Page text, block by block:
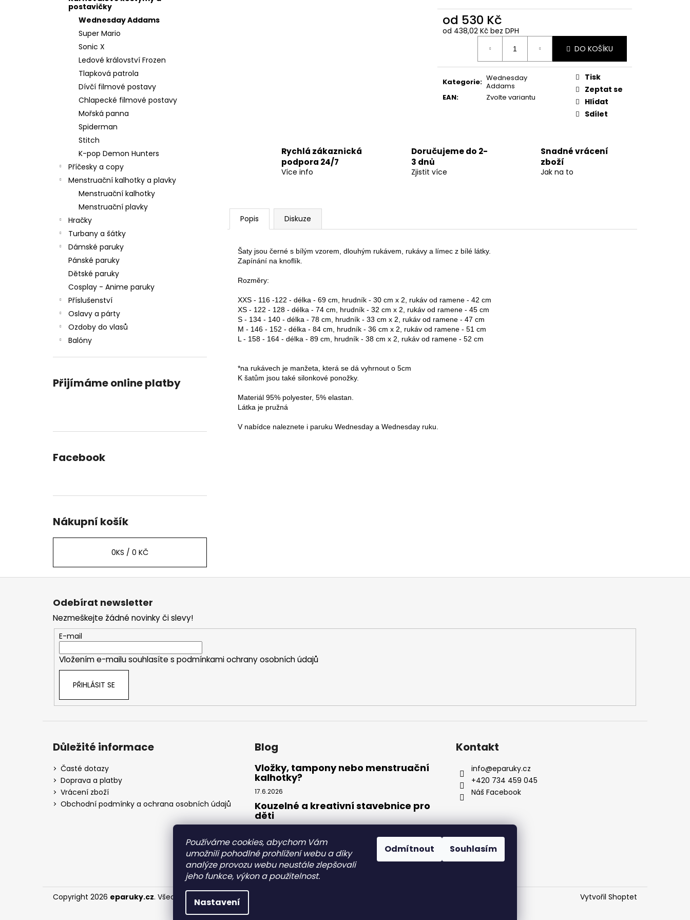
Používáme cookies, abychom Vám
umožnili pohodlné prohlížení webu a díky
analýze provozu webu neustále zlepšovali
jeho funkce, výkon a použitelnost.
Nastavení
Odmítnout Souhlasím
postavičky
Wednesday Addams
Super Mario
Sonic X
Ledové království Frozen
Tlapková patrola
Dívčí filmové postavy
Chlapecké filmové postavy
Mořská panna
Spiderman
Stitch
K-pop Demon Hunters
Příčesky a copy
Menstruační kalhotky a plavky
Menstruační kalhotky
Menstruační plavky
Hračky
Turbany a šátky
Dámské paruky
Pánské paruky
Dětské paruky
Cosplay - Anime paruky
Příslušenství
Oslavy a párty
Ozdoby do vlasů
Balóny
Přijímáme online platby
Facebook
Nákupní košík
0KS / 0 KČ
od 530 Kč
od 438,02 Kč bez DPH
DO KOŠÍKU
Kategorie: Wednesday
Addams
EAN: Zvolte variantu
Tisk
Zeptat se
Hlídat
Sdílet
Rychlá zákaznická
podpora 24/7
Více info
Doručujeme do 2-
3 dnů
Zjistit více
Snadné vrácení
zboží
Jak na to
Popis Diskuze
Šaty jsou černé s bílým vzorem, dlouhým rukávem, rukávy a límec z bílé látky.
Zapínání na knoflík.
Rozměry:
XXS - 116 -122 - délka - 69 cm, hrudník - 30 cm x 2, rukáv od ramene - 42 cm
XS - 122 - 128 - délka - 74 cm, hrudník - 32 cm x 2, rukáv od ramene - 45 cm
S - 134 - 140 - délka - 78 cm, hrudník - 33 cm x 2, rukáv od ramene - 47 cm
M - 146 - 152 - délka - 84 cm, hrudník - 36 cm x 2, rukáv od ramene - 51 cm
*na rukávech je manžeta, která se dá vyhrnout o 5cm
K šatům jsou také silonkové ponožky.
Materiál 95% polyester, 5% elastan.
Látka je pružná
V nabídce naleznete i paruku Wednesday a Wednesday ruku.
Odebírat newsletter
Nezmeškejte žádné novinky či slevy!
E-mail
Vložením e-mailu souhlasíte s podmínkami ochrany osobních údajů
PŘIHLÁSIT SE
Důležité informace
Časté dotazy
Doprava a platby
Vrácení zboží
Obchodní podmínky a ochrana osobních údajů
Blog
Vložky, tampony nebo menstruační
kalhotky?
17.6.2026
Kouzelné a kreativní stavebnice pro
děti
Splňte si sen o mořské panně:
Kompletní sada plavek s ocasem
31.7.2025
Kontakt
info@eparuky.cz
+420 734 459 045
Náš Facebook
Vytvořil Shoptet
Copyright 2026 eparuky.cz. Všechna práva vyhrazena.